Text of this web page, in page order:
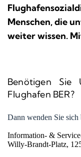
Menschen, die
weiter wissen.
Benötigen Sie
Flughafen BER?
Dann wenden Sie sich
Information- &
Willy-Brandt-Platz,